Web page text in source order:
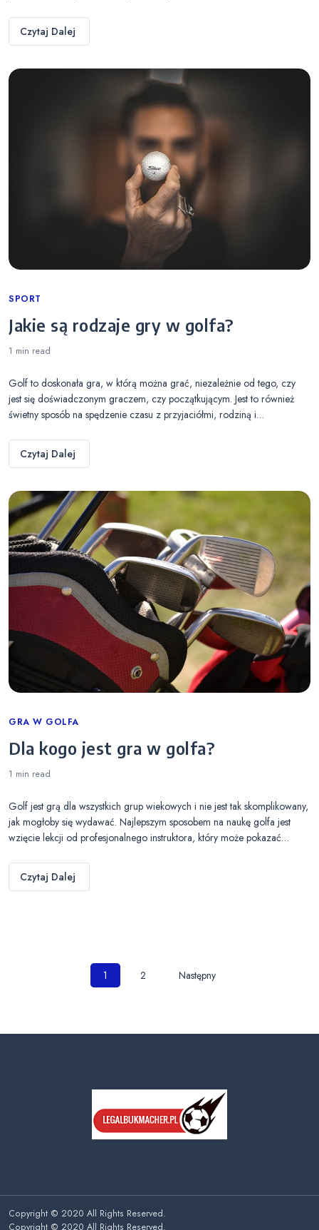
Czytaj Dalej
Categories
SPORT
Jakie są rodzaje gry w golfa?
1 min read
Golf to doskonała gra, w którą można grać, niezależnie od tego, czy
jest się doświadczonym graczem, czy początkującym. Jest to również
świetny sposób na spędzenie czasu z przyjaciółmi, rodziną i…
Czytaj Dalej
Categories
GRA W GOLFA
Dla kogo jest gra w golfa?
1 min read
Golf jest grą dla wszystkich grup wiekowych i nie jest tak skomplikowany,
jak mogłoby się wydawać. Najlepszym sposobem na naukę golfa jest
wzięcie lekcji od profesjonalnego instruktora, który może pokazać…
Czytaj Dalej
Nawigacja
1 2 Następny
Copyright © 2020 All Rights Reserved.
Copyright © 2020 All Rights Reserved.